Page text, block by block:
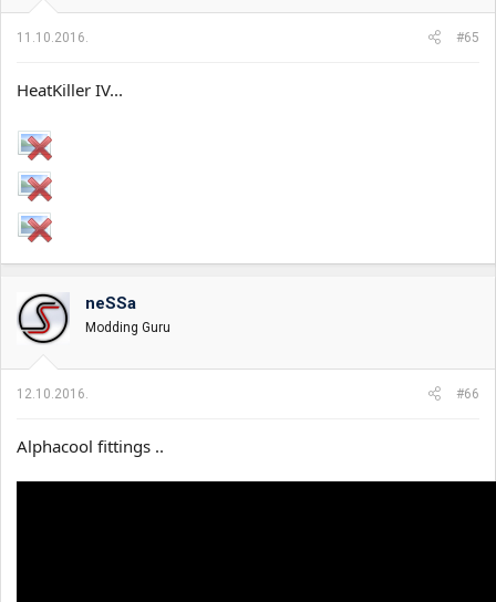
11.10.2016. #65
HeatKiller IV...
neSSa
Modding Guru
12.10.2016. #66
Alphacool fittings ..